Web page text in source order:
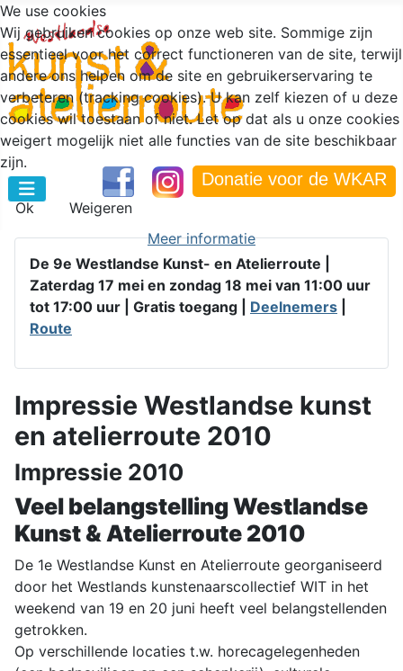
Donatie voor de WKAR
De 9e Westlandse Kunst- en Atelierroute |
Zaterdag 17 mei en zondag 18 mei van 11:00 uur
tot 17:00 uur | Gratis toegang | Deelnemers
Route
Impressie Westlandse kunst
en atelierroute 2010
Impressie 2010
Veel belangstelling Westlandse
Kunst & Atelierroute 2010
De 1e Westlandse Kunst en Atelierroute georganiseerd
door het Westlands kunstenaarscollectief WIT in het
weekend van 19 en 20 juni heeft veel belangstellenden
getrokken.
Op verschillende locaties t.w. horecagelegenheden
We use cookies
Wij gebruiken cookies op onze web site. Sommige zijn
essentieel voor het correct functioneren van de site, terwijl
andere ons helpen om de site en gebruikerservaring te
verbeteren (tracking cookies). U kan zelf kiezen of u deze
cookies wil toestaan of niet. Let op dat als u onze cookies
weigert mogelijk niet alle functies van de site beschikbaar
zijn.
Ok
Weigeren
Meer informatie